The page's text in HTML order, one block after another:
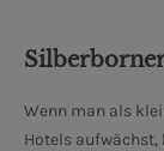
Wenn man als
Hotels